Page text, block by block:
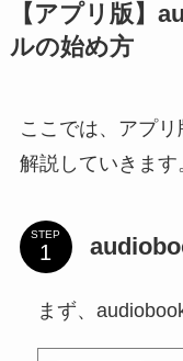
【アプリ版】
ルの始め方
ここでは、アプ
解説していきます
STEP
まず、